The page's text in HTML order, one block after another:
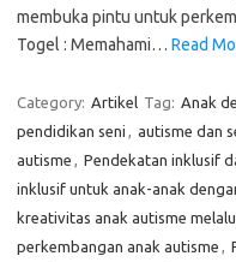
membuka pintu untuk
Togel : Memahami… Read
Category: Artikel Tag: Anak
pendidikan seni , autisme dan
autisme , Pendekatan inklusif
inklusif untuk anak-anak
kreativitas anak autisme
perkembangan anak autisme ,